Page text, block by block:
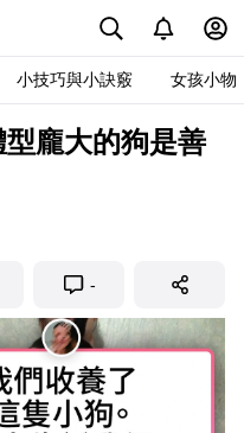
小技巧與小訣竅 女孩小物
龐大的狗是善
-